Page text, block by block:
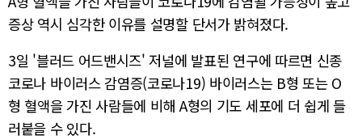
증상 역시 심각한 이유를 설명할 단서가 밝혀졌다.
3일 '블러드 어드밴시즈' 저널에 발표된 연구에 따르면 신종
코로나 바이러스 감염증(코로나19) 바이러스는 B형 또는 O
형 혈액을 가진 사람들에 비해 A형의 기도 세포에 더 쉽게 들
러붙을 수 있다.